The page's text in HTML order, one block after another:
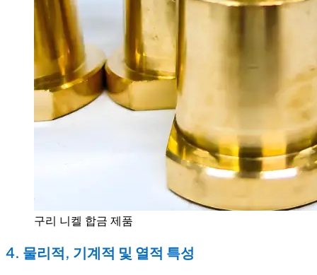
구리 니켈 합금 제품
4. 물리적, 기계적 및 열적 특성